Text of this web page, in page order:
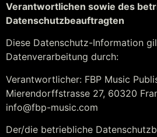
Verantwortlichen sowie des
Datenschutzbeauftragten
Diese Datenschutz-Information
Datenverarbeitung durch:
Verantwortlicher: FBP Music
Mierendorffstrasse 27, 60320
info@fbp-music.com
Der/die betriebliche